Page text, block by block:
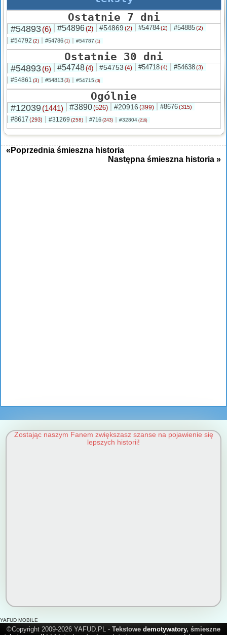
Ostatnie 7 dni
#54893(6) #54896(2) #54869 (2) #54784(2) #54885(2)
#54792 (2) #54786 (1) #54787 (1)
Ostatnie 30 dni
#54893(6) #54748(4) #54753 (4) #54718(4) #54638(3)
#54861 (3) #54813 (3) #54715 (3)
Ogólnie
#12039(1441) #3890(526) #20916 (399) #8676(315)
#8617(293) #31269 (258) #716 (243) #32804 (216)
«Poprzednia śmieszna historia
Następna śmieszna historia »
Zostając naszym Fanem zwiększasz szanse na pojawienie się
lepszych historii!
YAFUD MOBILE
©Copyright 2009-2026 YAFUD.PL - Tekstowe demotywatory, śmieszne